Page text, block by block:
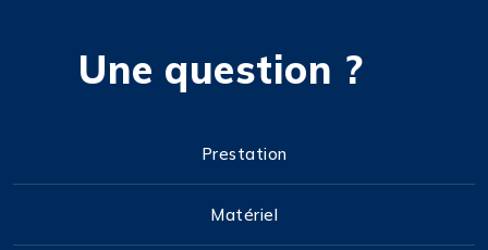
Une question ?
Prestation
Matériel